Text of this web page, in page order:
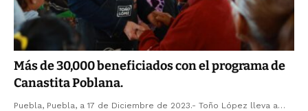
Más de 30,000 beneficiados con el programa de
Canastita Poblana.
Puebla, Puebla, a 17 de Diciembre de 2023.- Toño López lleva a…